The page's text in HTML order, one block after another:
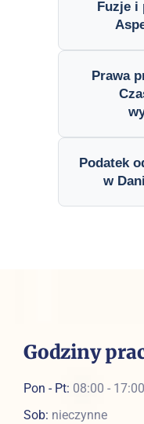
Fuzje i
Prawa
Podatek
w
Godziny
Pon - Pt: 08:00 - 17:00
Sob: nieczynne